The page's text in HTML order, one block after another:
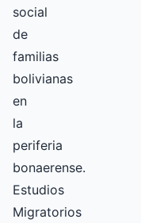
social
de
familias
bolivianas
en
la
periferia
bonaerense.
Estudios
Migratorios